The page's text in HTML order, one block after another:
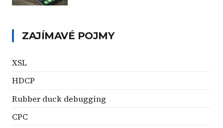
ZAJÍMAVÉ POJMY
XSL
HDCP
Rubber duck debugging
CPC